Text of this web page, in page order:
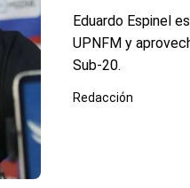
Eduardo Espinel
UPNFM y
Sub-20.
Redacción